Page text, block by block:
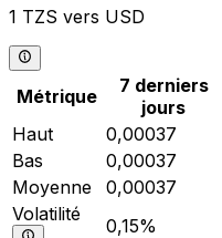
1 TZS vers USD
Métrique
7 derniers
jours
Haut
0,00037
Bas
0,00037
Moyenne
0,00037
Volatilité
0,15%